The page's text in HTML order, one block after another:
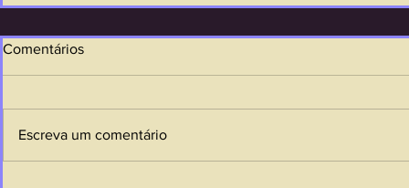
Comentários
Escreva um comentário